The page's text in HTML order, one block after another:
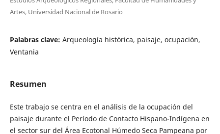
Artes, Universidad Nacional de Rosario
Palabras clave: Arqueología histórica, paisaje, ocupación,
Ventania
Resumen
Este trabajo se centra en el análisis de la ocupación del
paisaje durante el Período de Contacto Hispano-Indígena en
el sector sur del Área Ecotonal Húmedo Seca Pampeana por